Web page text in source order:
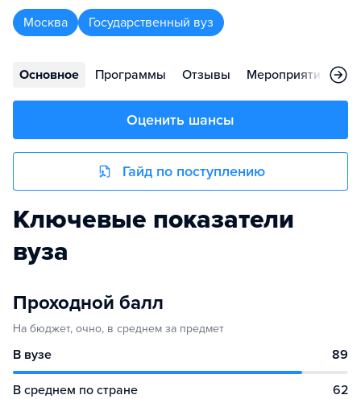
Москва Государственный вуз
Основное Программы Отзывы Мероприятия
Оценить шансы
Гайд по поступлению
Ключевые показатели
вуза
Проходной балл
На бюджет, очно, в среднем за предмет
В вузе 89
В среднем по стране 62